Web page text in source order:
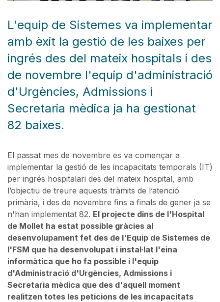
L'equip de Sistemes va implementar
amb èxit la gestió de les baixes per
ingrés des del mateix hospitals i des
de novembre l'equip d'administració
d'Urgències, Admissions i
Secretaria mèdica ja ha gestionat
82 baixes.
El passat mes de novembre es va començar a
implementar la gestió de les incapacitats temporals (IT)
per ingrés hospitalari des del mateix hospital, amb
l’objectiu de treure aquests tràmits de l’atenció
primària, i des de novembre fins a finals de gener ja se
n'han implementat 82. El projecte dins de l'Hospital
de Mollet ha estat possible gràcies al
desenvolupament fet des de l'Equip de Sistemes de
l'FSM que ha desenvolupat i instal·lat l'eina
informàtica que ho fa possible i l'equip
d'Administració d'Urgències, Admissions i
Secretaria mèdica que des d'aquell moment
realitzen totes les peticions de les incapacitats